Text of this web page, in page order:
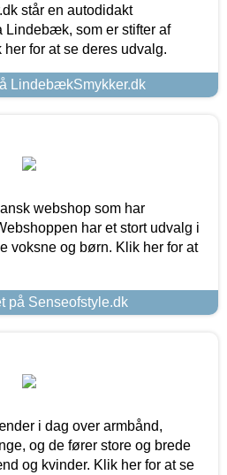
står en autodidakt
Lindebæk, som er stifter af
for at se deres udvalg.
LindebækSmykker.dk
webshop som har
har et stort udvalg i
voksne og børn. Klik her for at
på Senseofstyle.dk
i dag over armbånd,
og de fører store og brede
og kvinder. Klik her for at se